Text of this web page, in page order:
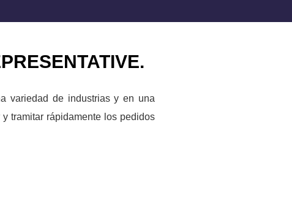
variedad de industrias y en una
tramitar rápidamente los pedidos